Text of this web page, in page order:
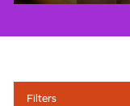
Filters